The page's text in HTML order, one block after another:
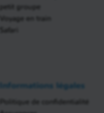
petit groupe
Voyage en train
Safari
Informations légales
Politique de confidentialité